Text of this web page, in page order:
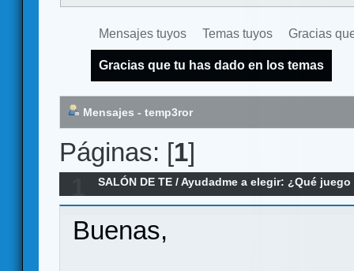
Mensajes tuyos Temas tuyos Gracias
Gracias que tu has dado en los temas
Mensajes - temp3ror
Páginas: [1]
SALÓN DE TE /Ayudadme a elegir: ¿Qué
para Gymkana
Buenas,